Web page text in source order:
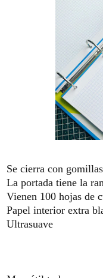
Se cierra con
La portada tiene la
Vienen 100 hojas de
Papel interior extra
Ultrasuave